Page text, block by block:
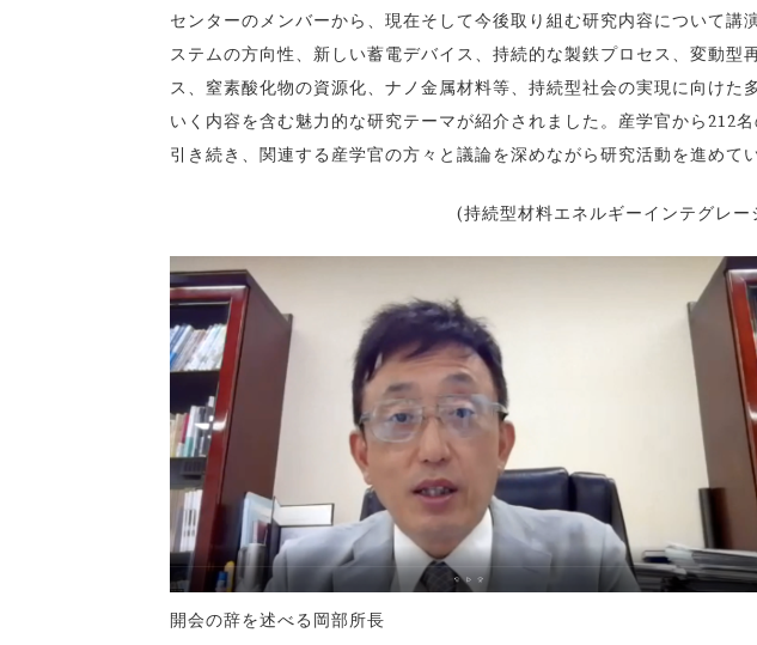
センターのメンバーから、現在そして今後取り組む研究内容について講
ステムの方向性、新しい蓄電デバイス、持続的な製鉄プロセス、変動型
ス、窒素酸化物の資源化、ナノ金属材料等、持続型社会の実現に向けた
いく内容を含む魅力的な研究テーマが紹介されました。産学官から212
引き続き、関連する産学官の方々と議論を深めながら研究活動を進めて
(持続型材料エネルギーインテグレ
開会の辞を述べる岡部所長